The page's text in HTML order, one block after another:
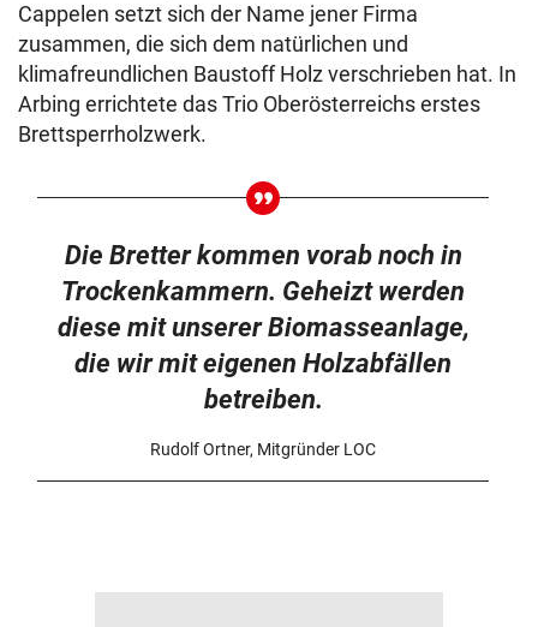
Cappelen setzt sich der Name jener Firma
zusammen, die sich dem natürlichen und
klimafreundlichen Baustoff Holz verschrieben hat. In
Arbing errichtete das Trio Oberösterreichs erstes
Brettsperrholzwerk.
Die Bretter kommen vorab noch in
Trockenkammern. Geheizt werden
diese mit unserer Biomasseanlage,
die wir mit eigenen Holzabfällen
betreiben.
Rudolf Ortner, Mitgründer LOC